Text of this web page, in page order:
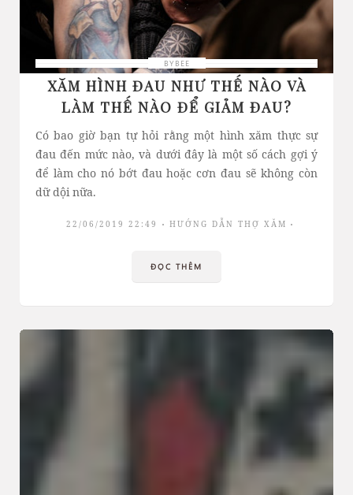
BYBEE
XĂM HÌNH ĐAU NHƯ THẾ NÀO VÀ
LÀM THẾ NÀO ĐỂ GIẢM ĐAU?
Có bao giờ bạn tự hỏi rằng một hình xăm thực sự
đau đến mức nào, và dưới đây là một số cách gợi ý
để làm cho nó bớt đau hoặc cơn đau sẽ không còn
dữ dội nữa.
22/06/2019 22:49 HƯỚNG DẪN THỢ XĂM
ĐỌC THÊM